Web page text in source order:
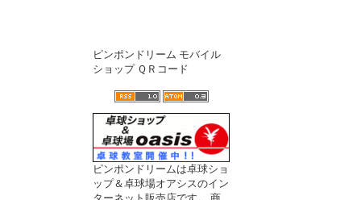
ピンポンドリーム モバイル
ショップ ＱＲコード
ピンポンドリームは卓球ショ
ップ＆卓球場オアシスのイン